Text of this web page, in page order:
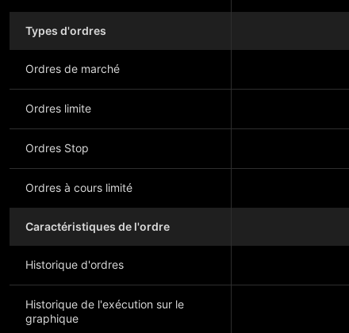
Types d'ordres
Ordres de marché
Ordres limite
Ordres Stop
Ordres à cours limité
Caractéristiques de l'ordre
Historique d'ordres
Historique de l'exécution sur le
graphique